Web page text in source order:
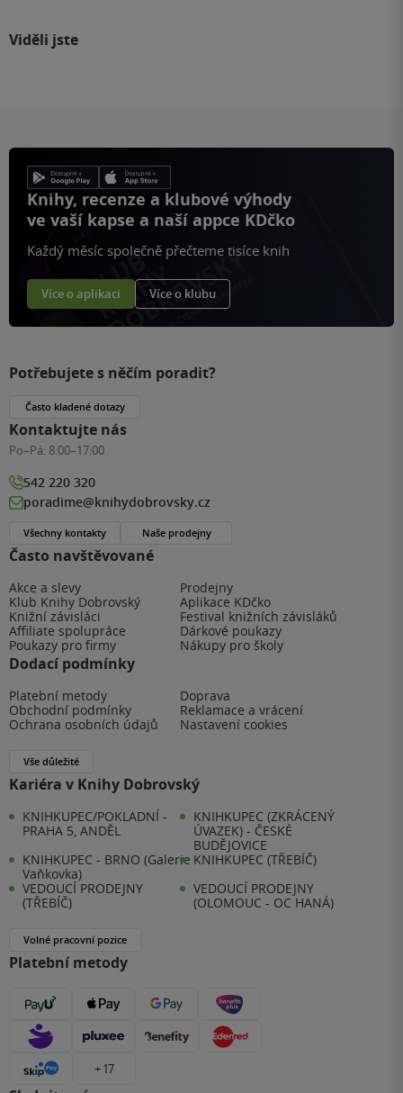
Viděli jste
Knihy, recenze a klubové výhody
ve vaší kapse a naší appce KDčko
Každý měsíc společně přečteme tisíce knih
Více o aplikaci Více o klubu
Často navštěvované
Akce a slevy
Prodejny
Klub Knihy Dobrovský
Aplikace KDčko
Knižní závisláci
Festival knižních závisláků
Affiliate spolupráce
Dárkové poukazy
Poukazy pro firmy
Nákupy pro školy
Dodací podmínky
Platební metody
Doprava
Obchodní podmínky
Reklamace a vrácení
Ochrana osobních údajů
Nastavení cookies
Vše důležité
Kariéra v Knihy Dobrovský
KNIHKUPEC/POKLADNÍ -
PRAHA 5, ANDĚL
KNIHKUPEC (ZKRÁCENÝ
ÚVAZEK) - ČESKÉ
BUDĚJOVICE
KNIHKUPEC - BRNO (Galerie
Vaňkovka)
KNIHKUPEC (TŘEBÍČ)
VEDOUCÍ PRODEJNY
(TŘEBÍČ)
VEDOUCÍ PRODEJNY
(OLOMOUC - OC HANÁ)
Volné pracovní pozice
Platební metody
+ 17
Potřebujete s něčím poradit?
Často kladené dotazy
Kontaktujte nás
Po–Pá: 8:00–17:00
542 220 320
poradime@knihydobrovsky.cz
Všechny kontakty Naše prodejny